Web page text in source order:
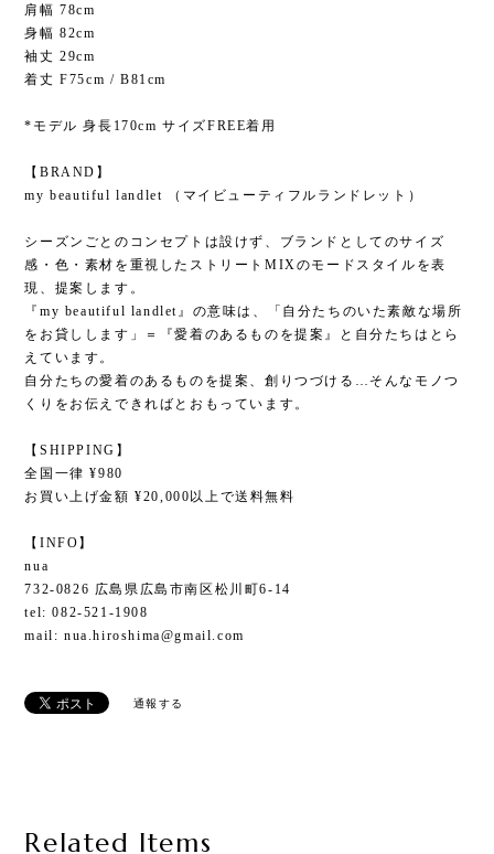
肩幅 78cm
身幅 82cm
袖丈 29cm
着丈 F75cm / B81cm
*モデル 身長170cm サイズFREE着用
【BRAND】
my beautiful landlet （マイビューティフルランドレット）
シーズンごとのコンセプトは設けず、ブランドとしてのサイズ
感・色・素材を重視したストリートMIXのモードスタイルを表
現、提案します。
『my beautiful landlet』の意味は、「自分たちのいた素敵な場所
をお貸しします」＝『愛着のあるものを提案』と自分たちはとら
えています。
自分たちの愛着のあるものを提案、創りつづける…そんなモノつ
くりをお伝えできればとおもっています。
【SHIPPING】
全国一律 ¥980
お買い上げ金額 ¥20,000以上で送料無料
【INFO】
nua
732-0826 広島県広島市南区松川町6-14
tel: 082-521-1908
mail: nua.hiroshima@gmail.com
通報する
Related Items